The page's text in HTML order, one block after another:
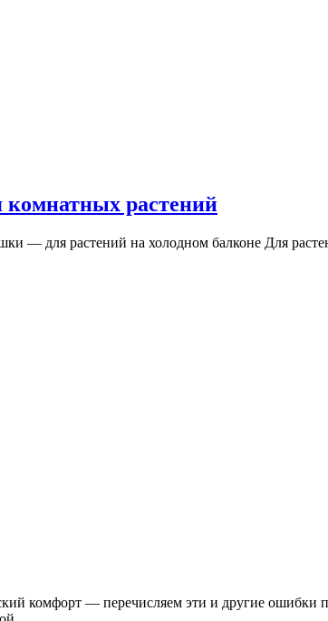
растений
для растений на холодном балконе Для
комфорт — перечисляем эти и другие ошибки